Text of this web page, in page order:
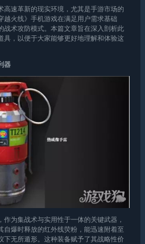
高速革新的现实环境，尤其是手游市场的
越火线》手机游戏在满足用户需求基础
战术攻防模式。本篇文章旨在深入剖析此
具，以便于大家能够更好地理解和体验这
器
作为集战术与实用性于一体的关键武器，
自爆时释放的红外线荧粉，能迅速附着至
下无所遁形。这种装备赋予了其战略性价